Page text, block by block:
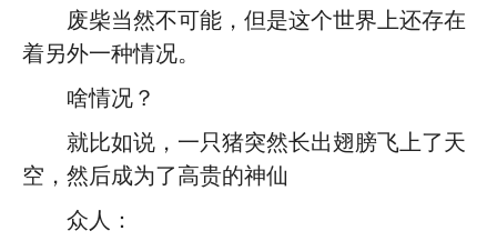
废柴当然不可能，但是这个世界上还存在
着另外一种情况。
啥情况？
就比如说，一只猪突然长出翅膀飞上了天
空，然后成为了高贵的神仙
众人：